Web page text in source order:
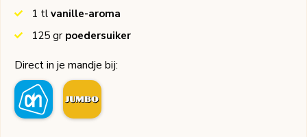
1 tl vanille-aroma
125 gr poedersuiker
Direct in je mandje bij: